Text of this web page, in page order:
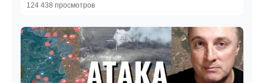
124 438 просмотров